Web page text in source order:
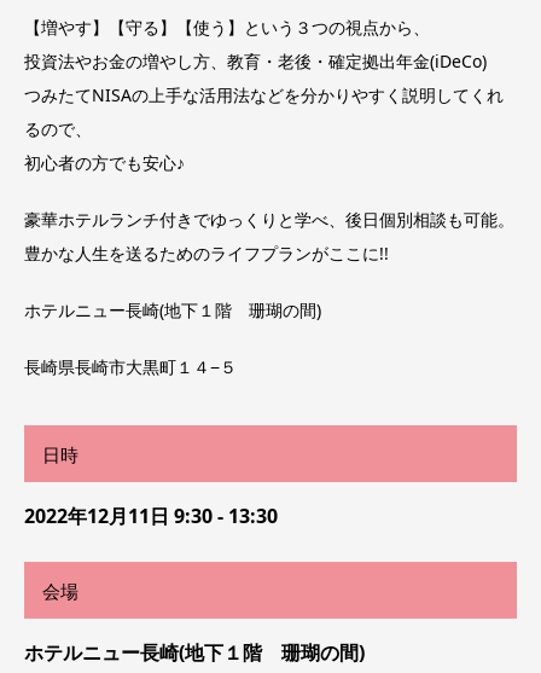
【増やす】【守る】【使う】という３つの視点から、
投資法やお金の増やし方、教育・老後・確定拠出年金(iDeCo)
つみたてNISAの上手な活用法などを分かりやすく説明してくれ
るので、
初心者の方でも安心♪
豪華ホテルランチ付きでゆっくりと学べ、後日個別相談も可能。
豊かな人生を送るためのライフプランがここに!!
ホテルニュー長崎(地下１階 珊瑚の間)
長崎県長崎市大黒町１４−５
日時
2022年12月11日 9:30 - 13:30
会場
ホテルニュー長崎(地下１階 珊瑚の間)